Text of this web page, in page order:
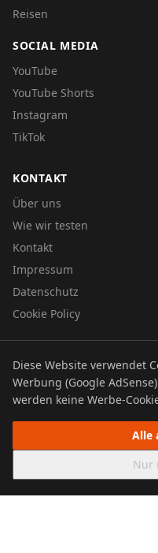
Reisen
SOCIAL MEDIA
YouTube
YouTube Shorts
Instagram
TikTok
KONTAKT
Über uns
Wie wir testen
Kontakt
Impressum
Datenschutz
Cookie Policy
©
Datenschutz
Diese Website verwendet
Werbung (Google
werden keine Werbe-
Alle
Nur